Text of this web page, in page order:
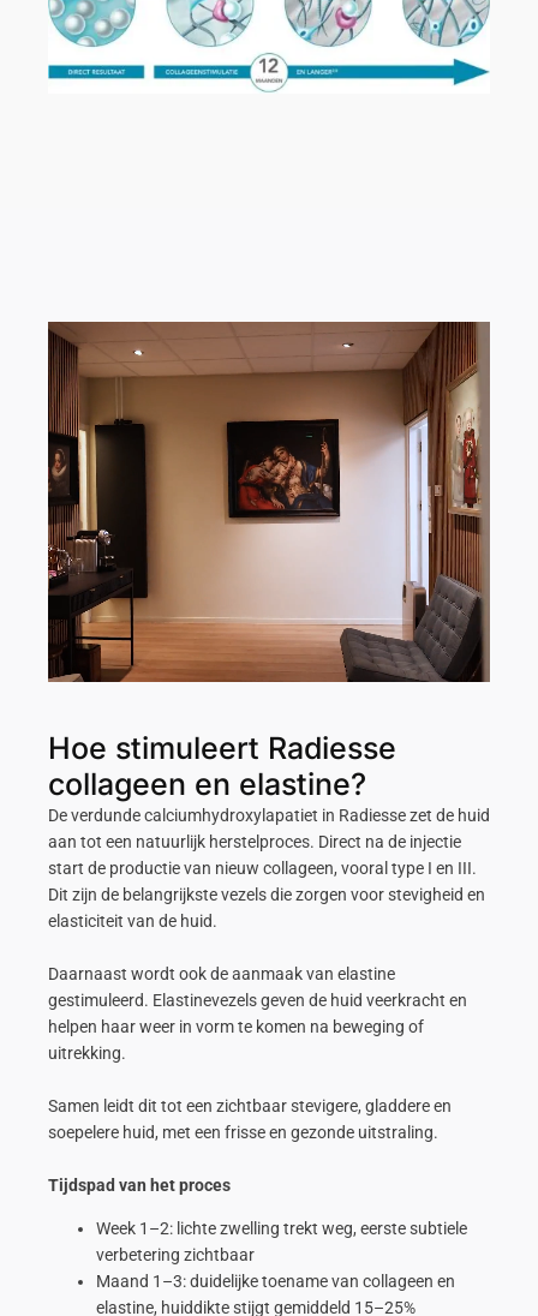
Hoe stimuleert Radiesse
collageen en elastine?
De verdunde calciumhydroxylapatiet in Radiesse zet de huid
aan tot een natuurlijk herstelproces. Direct na de injectie
start de productie van nieuw collageen, vooral type I en III.
Dit zijn de belangrijkste vezels die zorgen voor stevigheid en
elasticiteit van de huid.
Daarnaast wordt ook de aanmaak van elastine
gestimuleerd. Elastinevezels geven de huid veerkracht en
helpen haar weer in vorm te komen na beweging of
uitrekking.
Samen leidt dit tot een zichtbaar stevigere, gladdere en
soepelere huid, met een frisse en gezonde uitstraling.
Tijdspad van het proces
Week 1–2: lichte zwelling trekt weg, eerste subtiele
verbetering zichtbaar
Maand 1–3: duidelijke toename van collageen en
elastine, huiddikte stijgt gemiddeld 15–25%